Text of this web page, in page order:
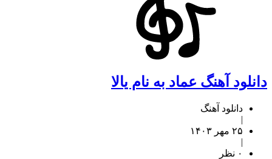
آهنگ عماد به نام یالا
دانلود آهنگ